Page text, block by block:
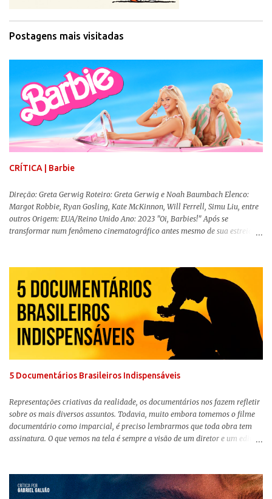
Postagens mais visitadas
CRÍTICA | Barbie
Direção: Greta Gerwig Roteiro: Greta Gerwig e Noah Baumbach Elenco:
Margot Robbie, Ryan Gosling, Kate McKinnon, Will Ferrell, Simu Liu, entre
outros Origem: EUA/Reino Unido Ano: 2023 "Oi, Barbies!" Após se
transformar num fenômeno cinematográfico antes mesmo de sua estreia,
lançamento, posso afirmar que o longa, dirigido por Greta Gerwig (
Adoráveis Mulheres ) prometeu tudo e entregou mais ainda, se provando o
filme do ano até aqui. Repleto de criatividade, humor e sem medo de não se
levar a sério, a produção aborda temas complexos com críticas potentes. Já
conhecida por sua filmografia feminista, Gerwig traz uma reflexão de
como a Barbie se encaixa no mundo moderno, desenvolvendo a
importância e o impacto, positivo ou negativo, da boneca na vida das
pessoas. Isso tudo com um sentimento de nostalgia multigeracional. Na
5 Documentários Brasileiros Indispensáveis
Representações criativas da realidade, os documentários nos fazem refletir
sobre os mais diversos assuntos. Todavia, muito embora tomemos o filme
documentário como imparcial, é preciso lembrarmos que toda obra tem
assinatura. O que vemos na tela é sempre a visão de um diretor e um editor
sempre importante levarmos em conta quem assina e qual a função social
da obra. O cinema brasileiro é celeiro de grandes documentaristas, muitos